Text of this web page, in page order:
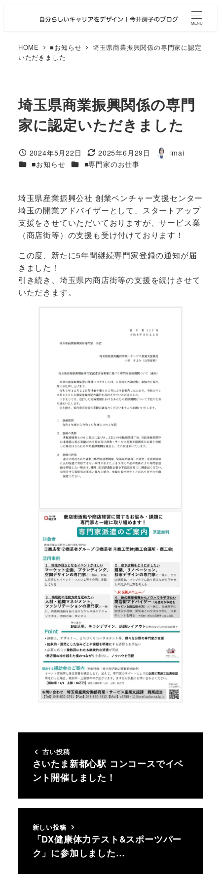
MENU
HOME ■お知らせ
埼玉県商業振興関係の専門家に認定
いただきました
埼玉県商業振興関係の専門
家に認定いただきました
投稿日2024年5月22日 更新日2025年6月29日
著
imai
カテゴリー
■お知らせ カテゴリー
■専門家のお仕事
埼玉県産業振興公社 創業ベンチャー支援センター
埼玉の開業アドバイザーとして、スタートアップ
支援をさせていただいておりますが、サービス業
（商店街等）の支援も受け付けております！
この度、新たに5年間継続専門家登録の通知が届
きました！
引き続き、埼玉県内商店街等の支援を続けさせて
いただきます。
古い投稿
さいたま新都心駅 コンコースでイベ
ント開催しました！
新しい投稿
「DX健康体力テスト&スポーツパー
ク」に参加しました…